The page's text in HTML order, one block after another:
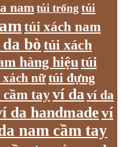
namtúi trống túi
túi xách nam
bòtúi xách
hàng hiệu túi
nữtúi đựng
cầm tayví daví da
da handmadeví
nam cầm tay